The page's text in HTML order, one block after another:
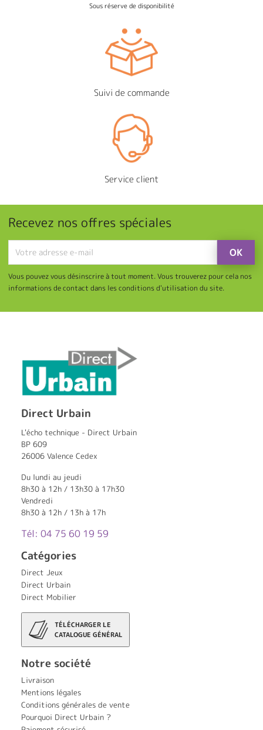
Sous réserve de disponibilité
Suivi de commande
Service client
Recevez nos offres spéciales
Vous pouvez vous désinscrire à tout moment. Vous trouverez pour cela nos
informations de contact dans les conditions d'utilisation du site.
Direct Urbain
L'écho technique - Direct Urbain
BP 609
26006 Valence Cedex
Du lundi au jeudi
8h30 à 12h / 13h30 à 17h30
Vendredi
8h30 à 12h / 13h à 17h
Tél: 04 75 60 19 59
Catégories
Direct Jeux
Direct Urbain
Direct Mobilier
TÉLÉCHARGER LE
CATALOGUE GÉNÉRAL
Notre société
Livraison
Mentions légales
Conditions générales de vente
Pourquoi Direct Urbain ?